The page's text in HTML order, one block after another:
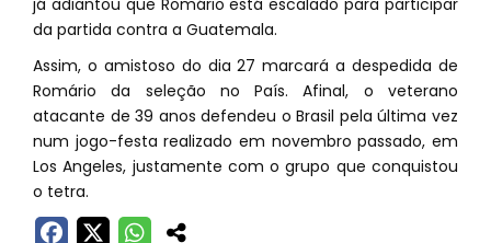
já adiantou que Romário está escalado para participar
da partida contra a Guatemala.
Assim, o amistoso do dia 27 marcará a despedida de
Romário da seleção no País. Afinal, o veterano
atacante de 39 anos defendeu o Brasil pela última vez
num jogo-festa realizado em novembro passado, em
Los Angeles, justamente com o grupo que conquistou
o tetra.